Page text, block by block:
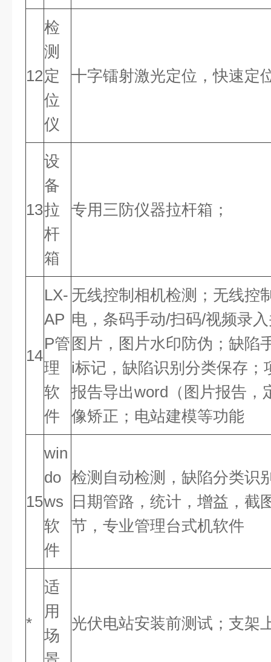
12
检
测
定
位
仪
十字镭射激光定位，快速定
13
设
备
拉
杆
箱
专用三防仪器拉杆箱；
14
LX-
AP
P管
理
软
件
无线控制相机检测；无线控
电，条码手动/扫码/视频录
图片，图片水印防伪；缺陷
i标记，缺陷识别分类保存；
报告导出word（图片报告，
像矫正；电站建模等功能
15
win
do
ws
软
件
检测自动检测，缺陷分类识
日期管路，统计，增益，截
节，专业管理台式机软件
*
适
用
场
光伏电站安装前测试；支架